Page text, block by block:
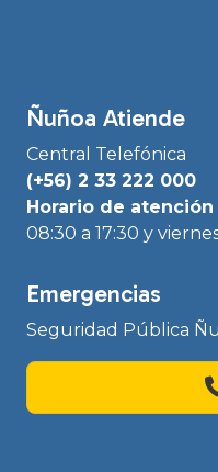
Ñuñoa Atiende
Central Telefónica
(+56) 2 33 222 000
Horario de
08:30 a 17:30 y
Emergencias
Seguridad Pública